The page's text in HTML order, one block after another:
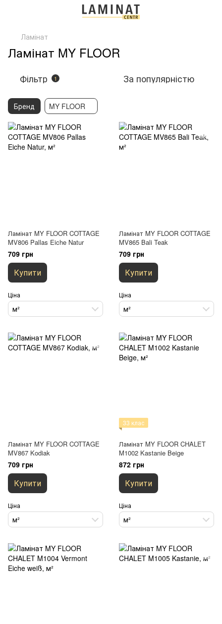
Ламінат
Ламінат MY FLOOR
Фільтр 1 За популярністю
Бренд MY FLOOR
Ламінат MY FLOOR COTTAGE
MV806 Pallas Eiche Natur
709 грн
Купити
Ціна
м²
Ламінат MY FLOOR COTTAGE
MV865 Bali Teak
709 грн
Купити
Ціна
м²
Ламінат MY FLOOR COTTAGE
MV867 Kodiak
709 грн
Купити
Ціна
м²
33 клас
Ламінат MY FLOOR CHALET
M1002 Kastanie Beige
872 грн
Купити
Ціна
м²